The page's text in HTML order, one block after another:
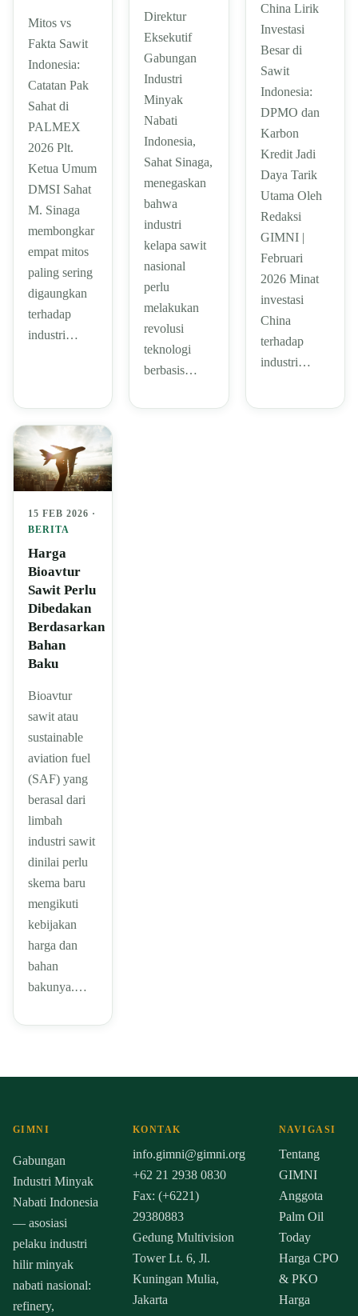
Mitos vs
Fakta Sawit
Indonesia:
Catatan Pak
Sahat di
PALMEX
2026 Plt.
Ketua Umum
DMSI Sahat
M. Sinaga
membongkar
empat mitos
paling sering
digaungkan
terhadap
industri…
Direktur
Eksekutif
Gabungan
Industri
Minyak
Nabati
Indonesia,
Sahat Sinaga,
menegaskan
bahwa
industri
kelapa sawit
nasional
perlu
melakukan
revolusi
teknologi
berbasis…
China Lirik
Investasi
Besar di
Sawit
Indonesia:
DPMO dan
Karbon
Kredit Jadi
Daya Tarik
Utama Oleh
Redaksi
GIMNI |
Februari
2026 Minat
investasi
China
terhadap
industri…
15 FEB 2026 ·
BERITA
Harga
Bioavtur
Sawit Perlu
Dibedakan
Berdasarkan
Bahan
Baku
Bioavtur
sawit atau
sustainable
aviation fuel
(SAF) yang
berasal dari
limbah
industri sawit
dinilai perlu
skema baru
mengikuti
kebijakan
harga dan
bahan
bakunya.…
GIMNI
Gabungan
Industri Minyak
Nabati Indonesia
— asosiasi
pelaku industri
hilir minyak
nabati nasional:
refinery,
KONTAK
info.gimni@gimni.org
+62 21 2938 0830
Fax: (+6221)
29380883
Gedung Multivision
Tower Lt. 6, Jl.
Kuningan Mulia,
Jakarta
NAVIGASI
Tentang
GIMNI
Anggota
Palm Oil
Today
Harga CPO
& PKO
Harga